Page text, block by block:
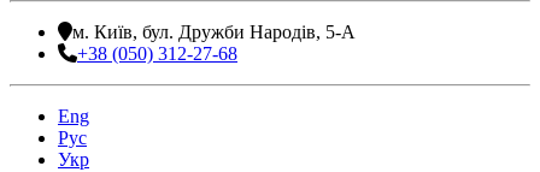
м. Київ, бул. Дружби Народів, 5-А
+38 (050) 312-27-68
Eng
Рус
Укр